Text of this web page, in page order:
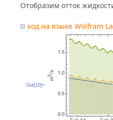
Отобразим отток
код на языке Wolfram
Out[10]=